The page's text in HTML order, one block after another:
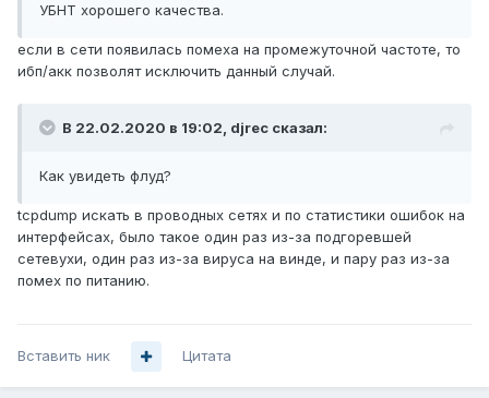
УБНТ хорошего качества.
если в сети появилась помеха на промежуточной частоте, то
ибп/акк позволят исключить данный случай.
В 22.02.2020 в 19:02, djrec сказал:
Как увидеть флуд?
tcpdump искать в проводных сетях и по статистики ошибок на
интерфейсах, было такое один раз из-за подгоревшей
сетевухи, один раз из-за вируса на винде, и пару раз из-за
помех по питанию.
Вставить ник Цитата